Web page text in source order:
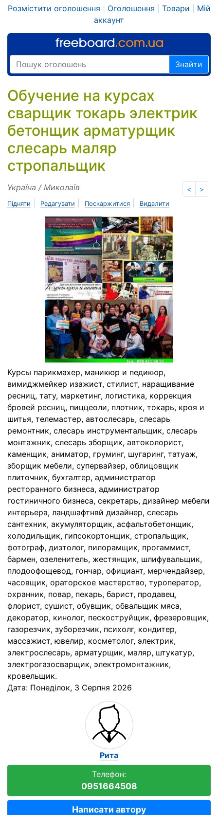
Розмістити оголошення Оголошення Товари
Мій
аккаунт
Знайти
Обучение на курсах
сварщик токарь электрик
бетонщик арматурщик
слесарь маляр
стропальщик
< >
Україна / Миколаїв
Підняти Редагувати Поскаржитися Видалити
Курсы парикмахер, маникюр и педикюр,
вимиджмейкер изажист, стилист, наращивание
ресниц, тату, маркетинг, логистика, коррекция
бровей ресниц, пиццеоли, плотник, токарь, кроя и
шитья, телемастер, автослесарь, слесарь
ремонтник, слесарь инструментальщик, слесарь
монтажник, слесарь зборщик, автоколорист,
каменщик, аниматор, груминг, шугаринг, татуаж,
зборщик мебели, супервайзер, облицовщик
плиточник, бухгалтер, администратор
ресторанного бизнеса, администратор
гостиничного бизнеса, секретарь, дизайнер мебели
интерьера, ландшафтнвй дизайнер, слесарь
сантехник, акумуляторщик, асфальтобетонщик,
холодильщик, гипсокортонщик, стропальщик,
фотограф, диэтолог, пилорамщик, прогаммист,
бармен, озеленитель, жестянщик, шлифувальщик,
плодоофощевод, гончар, официант, мерчендайзер,
часовщик, ораторское мастерство, туроператор,
охранник, повар, пекарь, барист, продавец,
флорист, сушист, обувщик, обвальщик мяса,
декоратор, кинолог, пескоструйщик, фрезеровщик,
газорезчик, зуборезчик, психолг, кондитер,
массажист, ювелир, косметолог, электрик,
электрослесарь, арматурщик, маляр, штукатур,
электрогазосварщик, электромонтажник,
кровельщик.
Дата: Понеділок, 3 Серпня 2026
Рита
Телефон:
0951664508
Написати автору